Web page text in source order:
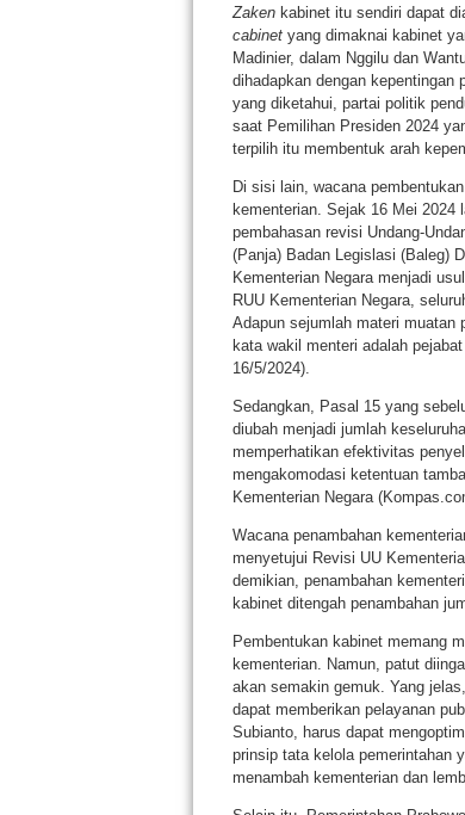
Zakenkabinet itu sendiri dapat
cabinetyang dimaknai kabinet
Madinier, dalam Nggilu dan
dihadapkan dengan kepentingan
yang diketahui, partai politik
saat Pemilihan Presiden 2024
terpilih itu membentuk arah
Di sisi lain, wacana pembentukan
kementerian. Sejak 16 Mei 2024
pembahasan revisi Undang-
(Panja) Badan Legislasi (Baleg)
Kementerian Negara menjadi
RUU Kementerian Negara,
Adapun sejumlah materi muatan
kata wakil menteri adalah
16/5/2024).
Sedangkan, Pasal 15 yang
diubah menjadi jumlah
memperhatikan efektivitas
mengakomodasi ketentuan
Kementerian Negara
Wacana penambahan
menyetujui Revisi UU
demikian, penambahan
kabinet ditengah penambahan
Pembentukan kabinet memang
kementerian. Namun, patut
akan semakin gemuk. Yang
dapat memberikan pelayanan
Subianto, harus dapat
prinsip tata kelola pemerintahan
menambah kementerian dan